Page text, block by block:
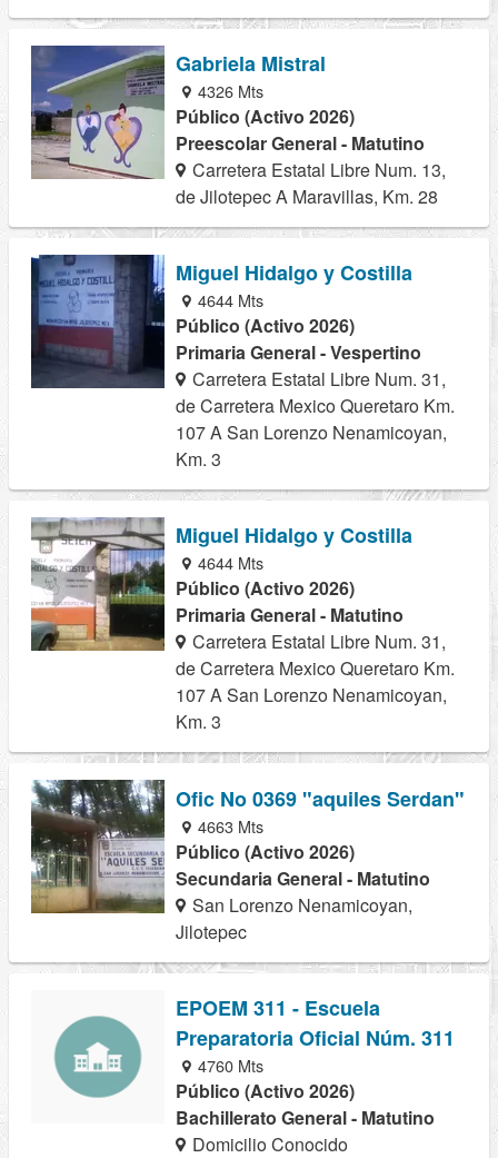
Gabriela Mistral
4326 Mts
Público (Activo 2026)
Preescolar General - Matutino
Carretera Estatal Libre Num. 13,
de Jilotepec A Maravillas, Km. 28
Miguel Hidalgo y Costilla
4644 Mts
Público (Activo 2026)
Primaria General - Vespertino
Carretera Estatal Libre Num. 31,
de Carretera Mexico Queretaro Km.
107 A San Lorenzo Nenamicoyan,
Km. 3
Miguel Hidalgo y Costilla
4644 Mts
Público (Activo 2026)
Primaria General - Matutino
Carretera Estatal Libre Num. 31,
de Carretera Mexico Queretaro Km.
107 A San Lorenzo Nenamicoyan,
Km. 3
Ofic No 0369 "aquiles Serdan"
4663 Mts
Público (Activo 2026)
Secundaria General - Matutino
San Lorenzo Nenamicoyan,
Jilotepec
EPOEM 311 - Escuela
Preparatoria Oficial Núm. 311
4760 Mts
Público (Activo 2026)
Bachillerato General - Matutino
Domicilio Conocido